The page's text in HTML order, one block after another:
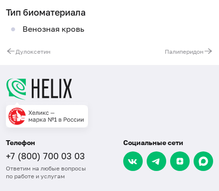
Тип биоматериала
Венозная кровь
Дулоксетин Палиперидон
Телефон
+7 (800) 700 03 03
Ответим на любые вопросы
по работе и услугам
Социальные сети